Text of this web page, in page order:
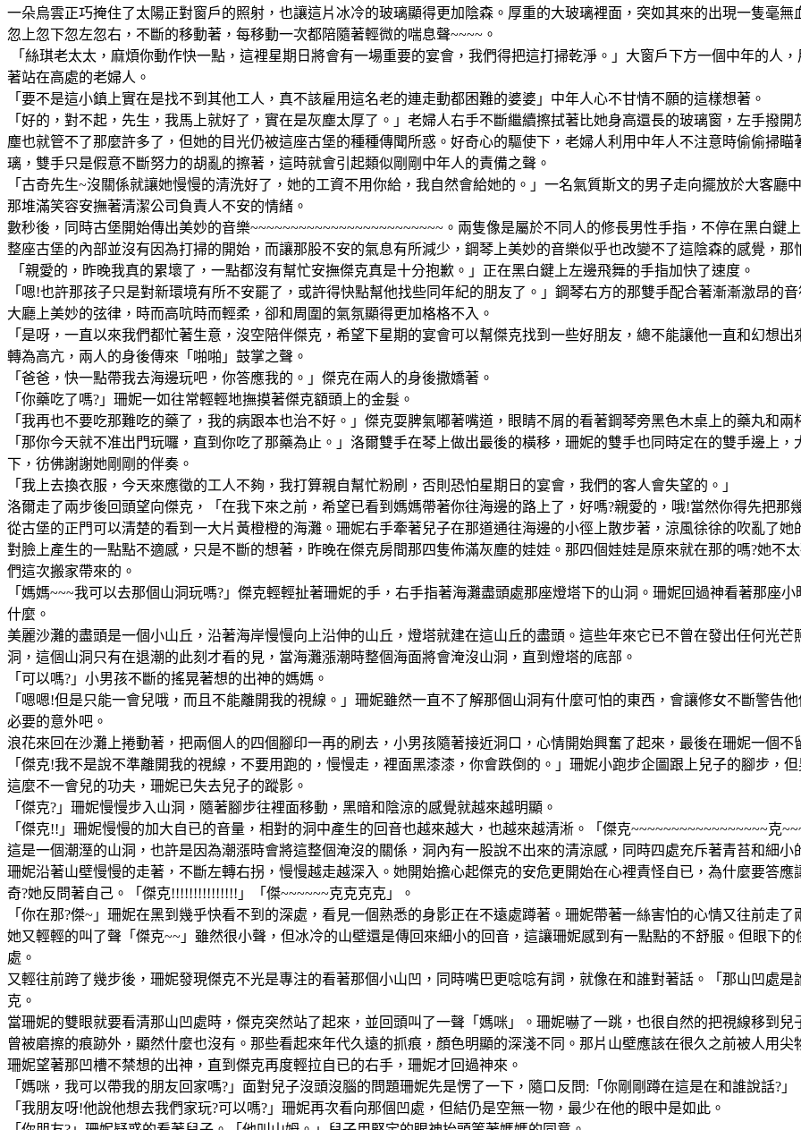
一朵烏雲正巧掩住了太陽正對窗戶的照射，也讓這片冰冷的玻璃顯得更加陰森。厚重的大玻璃裡面，突如其來的出現一隻毫
忽上忽下忽左忽右，不斷的移動著，每移動一次都陪隨著輕微的喘息聲~~~~。
「絲琪老太太，麻煩你動作快一點，這裡星期日將會有一場重要的宴會，我們得把這打掃乾淨。」大窗戶下方一個中年的人
著站在高處的老婦人。
「要不是這小鎮上實在是找不到其他工人，真不該雇用這名老的連走動都困難的婆婆」中年人心不甘情不願的這樣想著。
「好的，對不起，先生，我馬上就好了，實在是灰塵太厚了。」老婦人右手不斷繼續擦拭著比她身高還長的玻璃窗，左手撥
塵也就管不了那麼許多了，但她的目光仍被這座古堡的種種傳聞所惑。好奇心的驅使下，老婦人利用中年人不注意時偷偷掃
璃，雙手只是假意不斷努力的胡亂的擦著，這時就會引起類似剛剛中年人的責備之聲。
「古奇先生~沒關係就讓她慢慢的清洗好了，她的工資不用你給，我自然會給她的。」一名氣質斯文的男子走向擺放於大客
那堆滿笑容安撫著清潔公司負責人不安的情緒。
數秒後，同時古堡開始傳出美妙的音樂~~~~~~~~~~~~~~~~~~~~~~~~。 兩隻像是屬於不同人的修長男性手指，不停在黑白鍵
整座古堡的內部並沒有因為打掃的開始，而讓那股不安的氣息有所減少，鋼琴上美妙的音樂似乎也改變不了這陰森的感覺，
「親愛的，昨晚我真的累壞了，一點都沒有幫忙安撫傑克真是十分抱歉。」正在黑白鍵上左邊飛舞的手指加快了速度。
「嗯!也許那孩子只是對新環境有所不安罷了，或許得快點幫他找些同年紀的朋友了。」鋼琴右方的那雙手配合著漸漸激昂的
大廳上美妙的弦律，時而高吭時而輕柔，卻和周圍的氣氛顯得更加格格不入。
「是呀，一直以來我們都忙著生意，沒空陪伴傑克，希望下星期的宴會可以幫傑克找到一些好朋友，總不能讓他一直和幻想
轉為高亢 ，兩人的身後傳來「啪啪」鼓掌之聲。
「爸爸，快一點帶我去海邊玩吧，你答應我的。」傑克在兩人的身後撒嬌著。
「你藥吃了嗎?」珊妮一如往常輕輕地撫摸著傑克額頭上的金髮。
「我再也不要吃那難吃的藥了，我的病跟本也治不好。」傑克耍脾氣嘟著嘴道，眼睛不屑的看著鋼琴旁黑色木桌上的藥丸和兩
「那你今天就不准出門玩囉，直到你吃了那藥為止。」洛爾雙手在琴上做出最後的橫移，珊妮的雙手也同時定在的雙手邊上
下，彷佛謝謝她剛剛的伴奏。
「我上去換衣服，今天來應徵的工人不夠，我打算親自幫忙粉刷，否則恐怕星期日的宴會，我們的客人會失望的。」
洛爾走了兩步後回頭望向傑克，「在我下來之前，希望已看到媽媽帶著你往海邊的路上了，好嗎?親愛的，哦!當然你得先把那
從古堡的正門可以清楚的看到一大片黃橙橙的海灘。珊妮右手牽著兒子在那道通往海邊的小徑上散步著，涼風徐徐的吹亂了
對臉上產生的一點點不適感，只是不斷的想著，昨晚在傑克房間那四隻佈滿灰塵的娃娃。那四個娃娃是原來就在那的嗎?她不
們這次搬家帶來的。
「媽媽~~~我可以去那個山洞玩嗎?」傑克輕輕扯著珊妮的手，右手指著海灘盡頭處那座燈塔下的山洞。 珊妮回過神看著那座
什麼。
美麗沙灘的盡頭是一個小山丘，沿著海岸慢慢向上沿伸的山丘，燈塔就建在這山丘的盡頭。這些年來它已不曾在發出任何光
洞，這個山洞只有在退潮的此刻才看的見，當海灘漲潮時整個海面將會淹沒山洞，直到燈塔的底部。
「可以嗎?」小男孩不斷的搖晃著想的出神的媽媽。
「嗯嗯!但是只能一會兒哦，而且不能離開我的視線。」珊妮雖然一直不了解那個山洞有什麼可怕的東西，會讓修女不斷警告
必要的意外吧。
浪花來回在沙灘上捲動著，把兩個人的四個腳印一再的刷去，小男孩隨著接近洞口，心情開始興奮了起來，最後在珊妮一個
「傑克!我不是說不準離開我的視線，不要用跑的，慢慢走，裡面黑漆漆，你會跌倒的。」珊妮小跑步企圖跟上兒子的腳步，
這麼不一會兒的功夫，珊妮已失去兒子的蹤影。
「傑克?」珊妮慢慢步入山洞，隨著腳步往裡面移動，黑暗和陰涼的感覺就越來越明顯。
「傑克!!」珊妮慢慢的加大自已的音量，相對的洞中產生的回音也越來越大，也越來越清淅。「傑克~~~~~~~~~~~~~~~~~克
這是一個潮溼的山洞，也許是因為潮漲時會將這整個淹沒的關係，洞內有一股說不出來的清涼感，同時四處充斥著青苔和細
珊妮沿著山壁慢慢的走著，不斷左轉右拐，慢慢越走越深入。她開始擔心起傑克的安危更開始在心裡責怪自已，為什麼要答
奇?她反問著自己。「傑克!!!!!!!!!!!!!!!」「傑~~~~~~克克克克」。
「你在那?傑~」珊妮在黑到幾乎快看不到的深處，看見一個熟悉的身影正在不遠處蹲著。珊妮帶著一絲害怕的心情又往前走
她又輕輕的叫了聲「傑克~~」雖然很小聲，但冰冷的山壁還是傳回來細小的回音，這讓珊妮感到有一點點的不舒服。但眼下
處。
又輕往前跨了幾步後，珊妮發現傑克不光是專注的看著那個小山凹，同時嘴巴更唸唸有詞，就像在和誰對著話。
「那山凹處
克。
當珊妮的雙眼就要看清那山凹處時，傑克突然站了起來，並回頭叫了一聲「媽咪」。珊妮嚇了一跳，也很自然的把視線移到
曾被磨擦的痕跡外，顯然什麼也沒有。那些看起來年代久遠的抓痕，顏色明顯的深淺不同。那片山壁應該在很久之前被人用
珊妮望著那凹槽不禁想的出神，直到傑克再度輕拉自已的右手，珊妮才回過神來。
「媽咪，我可以帶我的朋友回家嗎?」面對兒子沒頭沒腦的問題珊妮先是愣了一下，隨口反問:「你剛剛蹲在這是在和誰說話?」
「我朋友呀!他說他想去我們家玩?可以嗎?」珊妮再次看向那個凹處，但結仍是空無一物，最少在他的眼中是如此。